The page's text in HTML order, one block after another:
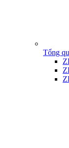
Tổng